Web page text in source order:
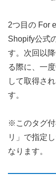
2つ目の For
Shopify公式
す。次回以
る際に、一
して取得さ
す。
※このタグ付
リ」で指定
なります。